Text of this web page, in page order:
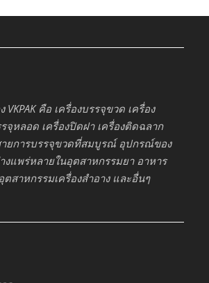
คือ เครื่องบรรจุขวด เครื่อง
จุหลอด เครื่องปิดฝา เครื่องติดฉลาก
ยการบรรจุขวดที่สมบูรณ์ อุปกรณ์ของ
งแพร่หลายในอุตสาหกรรมยา อาหาร
สาหกรรมเครื่องสำอาง และอื่นๆ